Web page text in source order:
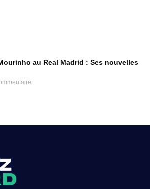
au Real Madrid : Ses nouvelles